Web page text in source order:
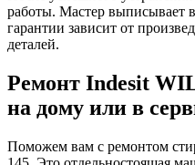
работы. Мастер выписывает
гарантии зависит от
деталей.
Ремонт Indesit
на дому или в
Поможем вам с ремонтом